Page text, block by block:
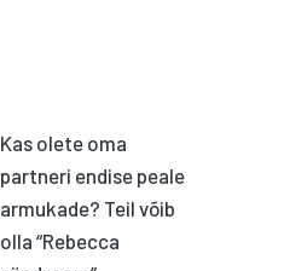
Kas olete oma
partneri endise peale
armukade? Teil võib
olla “Rebecca